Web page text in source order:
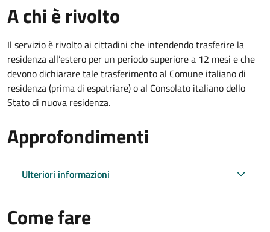
A chi è rivolto
Il servizio è rivolto ai cittadini che intendendo trasferire la
residenza all’estero per un periodo superiore a 12 mesi e che
devono dichiarare tale trasferimento al Comune italiano di
residenza (prima di espatriare) o al Consolato italiano dello
Stato di nuova residenza.
Approfondimenti
Ulteriori informazioni
Come fare